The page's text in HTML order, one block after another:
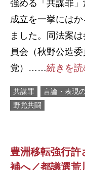
強める「共謀罪
成立を一挙には
ました。同法案
員会（秋野公造
党）……続きを読
共謀罪
言論・表現
野党共闘
豊洲移転強行許
補へ／都議選